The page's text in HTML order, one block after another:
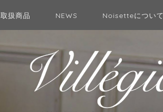
取扱商品 NEWS Noisetteについて